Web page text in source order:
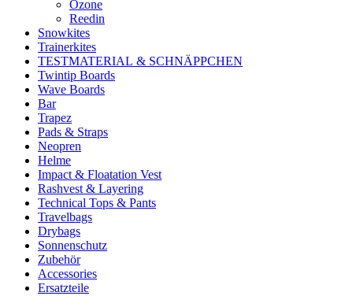
Ozone
Reedin
Snowkites
Trainerkites
TESTMATERIAL & SCHNÄPPCHEN
Twintip Boards
Wave Boards
Bar
Trapez
Pads & Straps
Neopren
Helme
Impact & Floatation Vest
Rashvest & Layering
Technical Tops & Pants
Travelbags
Drybags
Sonnenschutz
Zubehör
Accessories
Ersatzteile